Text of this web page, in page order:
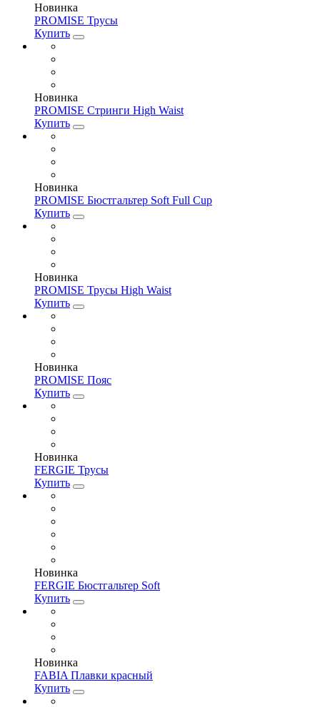
Новинка
PROMISE Трусы
Купить
Новинка
PROMISE Стринги High Waist
Купить
Новинка
PROMISE Бюстгальтер Soft Full Cup
Купить
Новинка
PROMISE Трусы High Waist
Купить
Новинка
PROMISE Пояс
Купить
Новинка
FERGIE Трусы
Купить
Новинка
FERGIE Бюстгальтер Soft
Купить
Новинка
FABIA Плавки красный
Купить